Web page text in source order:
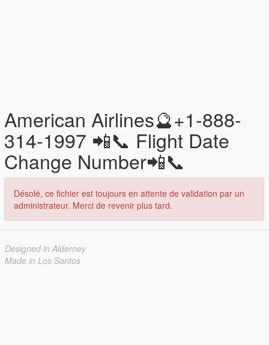
American Airlines🔮+1-888-
314-1997 📲📞 Flight Date
Change Number📲📞
Désolé, ce fichier est toujours en attente de validation par un
administrateur. Merci de revenir plus tard.
Designed in Alderney
Made in Los Santos